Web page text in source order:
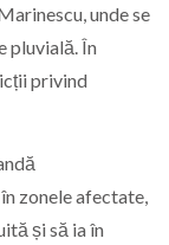
unde se
pluvială. În
privind
zonele afectate,
și să ia în